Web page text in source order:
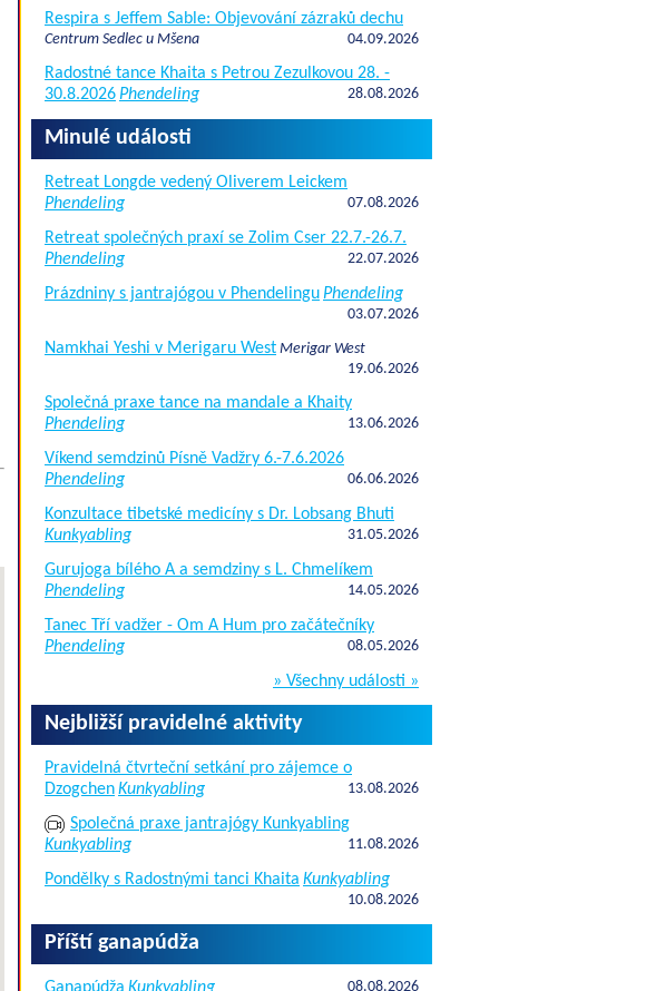
Respira s Jeffem Sable: Objevování zázraků dechu
Centrum Sedlec u Mšena 04.09.2026
Radostné tance Khaita s Petrou Zezulkovou 28. -
30.8.2026Phendeling 28.08.2026
Minulé události
Retreat Longde vedený Oliverem Leickem
Phendeling
07.08.2026
Retreat společných praxí se Zolim Cser 22.7.-26.7.
Phendeling
22.07.2026
Prázdniny s jantrajógou v PhendelinguPhendeling
03.07.2026
Namkhai Yeshi v Merigaru West Merigar West
19.06.2026
Společná praxe tance na mandale a Khaity
Phendeling
13.06.2026
Víkend semdzinů Písně Vadžry 6.-7.6.2026
Phendeling
06.06.2026
Konzultace tibetské medicíny s Dr. Lobsang Bhuti
Kunkyabling
31.05.2026
Gurujoga bílého A a semdziny s L. Chmelíkem
Phendeling
14.05.2026
Tanec Tří vadžer - Om A Hum pro začátečníky
Phendeling
08.05.2026
» Všechny události »
Nejbližší pravidelné aktivity
Pravidelná čtvrteční setkání pro zájemce o
DzogchenKunkyabling 13.08.2026
Společná praxe jantrajógy Kunkyabling
Kunkyabling
11.08.2026
Pondělky s Radostnými tanci Khaita Kunkyabling
10.08.2026
Příští ganapúdža
08.08.2026